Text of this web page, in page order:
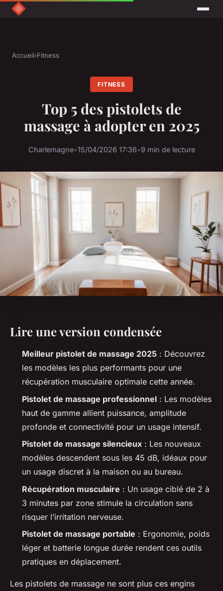
Accueil›Fitness
FITNESS
Top 5 des pistolets de
massage à adopter en 2025
Charlemagne•15/04/2026 17:36•9 min de lecture
Lire une version condensée
Meilleur pistolet de massage 2025 : Découvrez
les modèles les plus performants pour une
récupération musculaire optimale cette année.
Pistolet de massage professionnel : Les modèles
haut de gamme allient puissance, amplitude
profonde et connectivité pour un usage intensif.
Pistolet de massage silencieux : Les nouveaux
modèles descendent sous les 45 dB, idéaux pour
un usage discret à la maison ou au bureau.
Récupération musculaire : Un usage ciblé de 2 à
3 minutes par zone stimule la circulation sans
risquer l’irritation nerveuse.
Pistolet de massage portable : Ergonomie, poids
léger et batterie longue durée rendent ces outils
pratiques en déplacement.
Les pistolets de massage ne sont plus ces engins